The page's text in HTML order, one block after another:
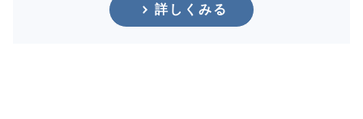
詳しくみる